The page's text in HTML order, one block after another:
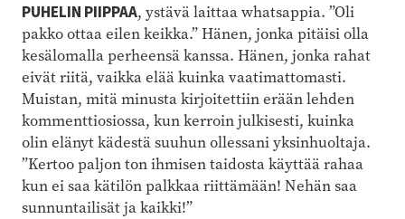
PUHELIN PIIPPAA, ystävä laittaa whatsappia. ”Oli
pakko ottaa eilen keikka.” Hänen, jonka pitäisi olla
kesälomalla perheensä kanssa. Hänen, jonka rahat
eivät riitä, vaikka elää kuinka vaatimattomasti.
Muistan, mitä minusta kirjoitettiin erään lehden
kommenttiosiossa, kun kerroin julkisesti, kuinka
olin elänyt kädestä suuhun ollessani yksinhuoltaja.
”Kertoo paljon ton ihmisen taidosta käyttää rahaa
kun ei saa kätilön palkkaa riittämään! Nehän saa
sunnuntailisät ja kaikki!”